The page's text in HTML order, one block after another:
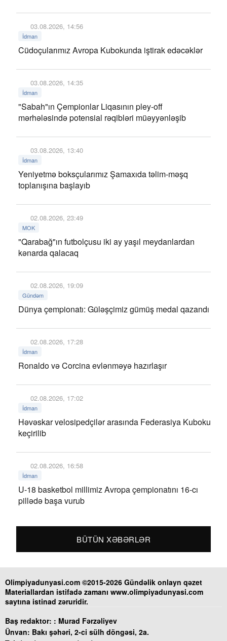
03.08.2026, 14:56
İdman
Cüdoçularımız Avropa Kubokunda iştirak edəcəklər
03.08.2026, 14:35
İdman
"Sabah"ın Çempionlar Liqasının pley-off
mərhələsində potensial rəqibləri müəyyənləşib
03.08.2026, 13:40
İdman
Yeniyetmə boksçularımız Şamaxıda təlim-məşq
toplanışına başlayıb
02.08.2026, 23:49
MOK
"Qarabağ"ın futbolçusu iki ay yaşıl meydanlardan
kənarda qalacaq
02.08.2026, 19:09
Gündəm
Dünya çempionatı: Güləşçimiz gümüş medal qazandı
02.08.2026, 17:28
İdman
Ronaldo və Corcina evlənməyə hazırlaşır
02.08.2026, 17:02
İdman
Həvəskar velosipedçilər arasında Federasiya Kuboku
keçirilib
02.08.2026, 16:58
İdman
U-18 basketbol millimiz Avropa çempionatını 16-cı
pillədə başa vurub
BÜTÜN XƏBƏRLƏR
Olimpiyadunyasi.com ©2015-2026 Gündəlik onlayn qəzet
Materiallardan istifadə zamanı www.olimpiyadunyasi.com
saytına istinad zəruridir.
Baş redaktor: : Murad Fərzəliyev
Ünvan: Bakı şəhəri, 2-ci sülh döngəsi, 2a.